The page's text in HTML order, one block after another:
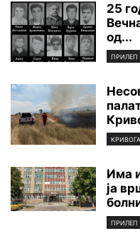
25
од...
ПРИЛЕП
Има
ја
ПРИЛЕП